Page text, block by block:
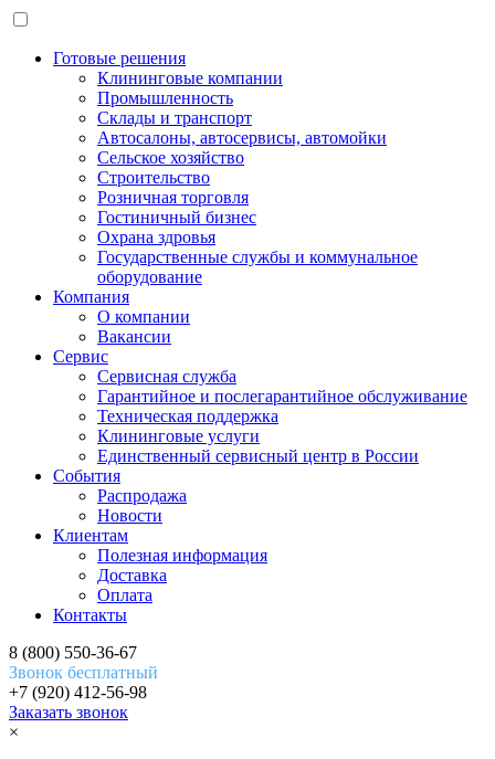
Готовые решения
Клининговые компании
Промышленность
Склады и транспорт
Автосалоны, автосервисы, автомойки
Сельское хозяйство
Строительство
Розничная торговля
Гостиничный бизнес
Охрана здровья
Государственные службы и коммунальное
оборудование
Компания
О компании
Вакансии
Сервис
Сервисная служба
Гарантийное и послегарантийное обслуживание
Техническая поддержка
Клининговые услуги
Единственный сервисный центр в России
События
Распродажа
Новости
Клиентам
Полезная информация
Доставка
Оплата
Контакты
8 (800) 550-36-67
Звонок бесплатный
+7 (920) 412-56-98
Заказать звонок
×